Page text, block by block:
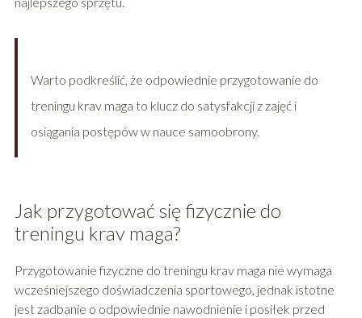
Warto podkreślić, że odpowiednie przygotowanie do
treningu krav maga to klucz do satysfakcji z zajęć i
osiągania postępów w nauce samoobrony.
Jak przygotować się fizycznie do
treningu krav maga?
Przygotowanie fizyczne do treningu krav maga nie wymaga
wcześniejszego doświadczenia sportowego, jednak istotne
jest zadbanie o odpowiednie nawodnienie i posiłek przed